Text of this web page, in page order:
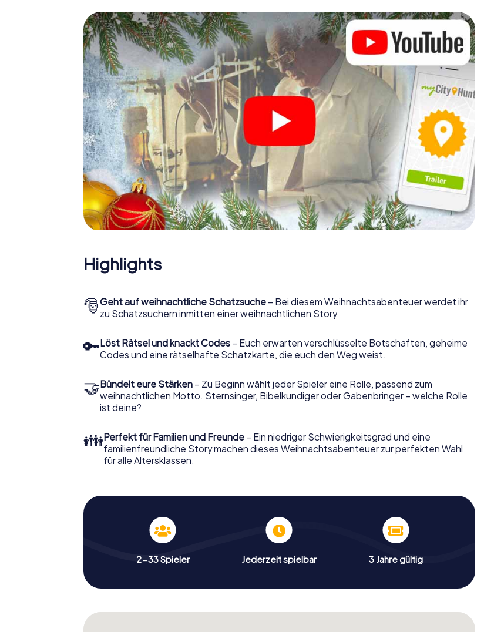
Eine spannende Option für Ihre Weihnachtsfeier in Imst
Das myCityHunt X-Mas Adventure eignet sich auch hervorragend als Programmpunkt Ihrer
Weihnachtsfeier in Imst: So kann eine interaktive Schnitzeljagd das gastronomische Programm
Ihrer Weihnachtsfeier in Imst ergänzen. Und auch ein Ausflug zum Weihnachtsmarkt von Imst
wird mit dem X-Mas Adventure zu einem Highlight. Schließlich bietet die Smartphone
Schnitzeljagd alles was man von einer perfekten Weihnachtsfeier in Imst erwartet: Spaß,
Teambuilding und eine stimmungsvolle Weihnachtsthematik. Gönnen Sie Ihren Kollegen also
einen unvergesslichen Ausklang des Jahres und planen Sie unser X-Mas Adventure als
Programmpunkt Ihrer Weihnachtsfeier in Imst ein!
Highlights
🎅Geht auf weihnachtliche Schatzsuche – Bei diesem Weihnachtsabenteuer werdet ihr
zu Schatzsuchern inmitten einer weihnachtlichen Story.
🔑Löst Rätsel und knackt Codes – Euch erwarten verschlüsselte Botschaften, geheime
Codes und eine rätselhafte Schatzkarte, die euch den Weg weist.
🤝Bündelt eure Stärken – Zu Beginn wählt jeder Spieler eine Rolle, passend zum
weihnachtlichen Motto. Sternsinger, Bibelkundiger oder Gabenbringer – welche Rolle
ist deine?
👪Perfekt für Familien und Freunde – Ein niedriger Schwierigkeitsgrad und eine
familienfreundliche Story machen dieses Weihnachtsabenteuer zur perfekten Wahl
für alle Altersklassen.
2-33 Spieler Jederzeit spielbar 3 Jahre gültig